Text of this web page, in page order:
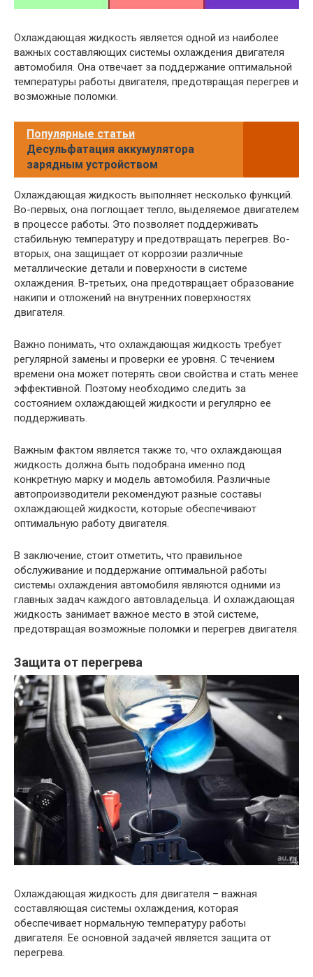
Охлаждающая жидкость является одной из наиболее
важных составляющих системы охлаждения двигателя
автомобиля. Она отвечает за поддержание оптимальной
температуры работы двигателя, предотвращая перегрев и
возможные поломки.
Популярные статьи
Десульфатация аккумулятора
зарядным устройством
Охлаждающая жидкость выполняет несколько функций.
Во-первых, она поглощает тепло, выделяемое двигателем
в процессе работы. Это позволяет поддерживать
стабильную температуру и предотвращать перегрев. Во-
вторых, она защищает от коррозии различные
металлические детали и поверхности в системе
охлаждения. В-третьих, она предотвращает образование
накипи и отложений на внутренних поверхностях
двигателя.
Важно понимать, что охлаждающая жидкость требует
регулярной замены и проверки ее уровня. С течением
времени она может потерять свои свойства и стать менее
эффективной. Поэтому необходимо следить за
состоянием охлаждающей жидкости и регулярно ее
поддерживать.
Важным фактом является также то, что охлаждающая
жидкость должна быть подобрана именно под
конкретную марку и модель автомобиля. Различные
автопроизводители рекомендуют разные составы
охлаждающей жидкости, которые обеспечивают
оптимальную работу двигателя.
В заключение, стоит отметить, что правильное
обслуживание и поддержание оптимальной работы
системы охлаждения автомобиля являются одними из
главных задач каждого автовладельца. И охлаждающая
жидкость занимает важное место в этой системе,
предотвращая возможные поломки и перегрев двигателя.
Защита от перегрева
Охлаждающая жидкость для двигателя – важная
составляющая системы охлаждения, которая
обеспечивает нормальную температуру работы
двигателя. Ее основной задачей является защита от
перегрева.